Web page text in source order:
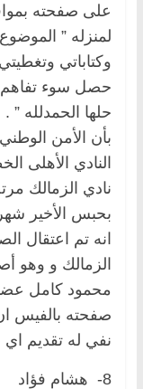
على صفحته
لمنزله ”
وكتاباتي
حصل سوء تفاهم
حلها الحمدلله
بأن الأمن
النادي الأهلى
نادي الزمالك
بحبس الأخير
انه تم اعتقال
الزمالك و وهو
محمود كامل
صفحته بالفيس ان
نفي له تقديم
8- هشام فؤاد